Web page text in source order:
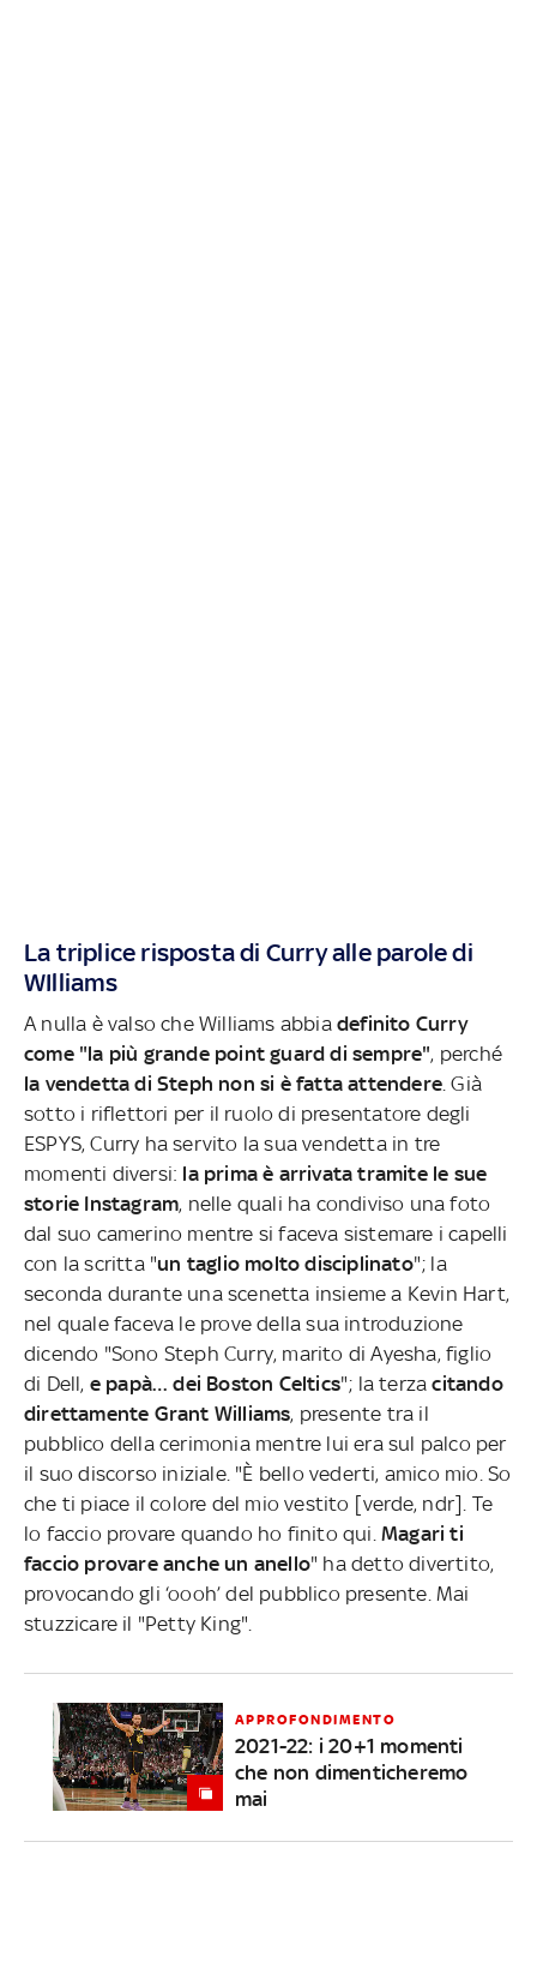
La triplice risposta di Curry alle parole di
WIlliams
A nulla è valso che Williams abbia definito Curry
come "la più grande point guard di sempre", perché
la vendetta di Steph non si è fatta attendere . Già
sotto i riflettori per il ruolo di presentatore degli
ESPYS, Curry ha servito la sua vendetta in tre
momenti diversi: la prima è arrivata tramite le sue
storie Instagram, nelle quali ha condiviso una foto
dal suo camerino mentre si faceva sistemare i capelli
con la scritta "un taglio molto disciplinato"; la
seconda durante una scenetta insieme a Kevin Hart,
nel quale faceva le prove della sua introduzione
dicendo "Sono Steph Curry, marito di Ayesha, figlio
di Dell, e papà… dei Boston Celtics"; la terzacitando
direttamente Grant Williams, presente tra il
pubblico della cerimonia mentre lui era sul palco per
il suo discorso iniziale. "È bello vederti, amico mio. So
che ti piace il colore del mio vestito [verde, ndr]. Te
lo faccio provare quando ho finito qui. Magari ti
faccio provare anche un anello" ha detto divertito,
provocando gli ‘oooh’ del pubblico presente. Mai
stuzzicare il "Petty King".
APPROFONDIMENTO
2021-22: i 20+1 momenti
che non dimenticheremo
mai